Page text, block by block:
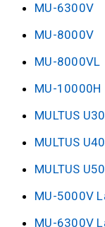
MU-6300V
MU-8000V
MU-8000VL
MU-10000H
MULTUS
MULTUS
MULTUS
MU-5000V
MU-6300V